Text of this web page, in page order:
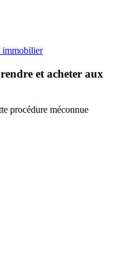
immobilierVente
adjudication
acheter
et acheter aux
procédure méconnue